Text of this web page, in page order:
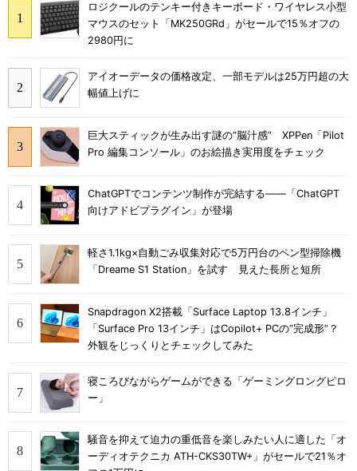
ロジクールのテンキー付きキーボード・ワイヤレス小型
マウスのセット「MK250GRd」がセールで15％オフの
2980円に
アイオーデータの価格改定、一部モデルは25万円超の大
幅値上げに
巨大スティックが生み出す謎の“脳汁感” XPPen「Pilot
Pro 編集コンソール」のお絵描き実用度をチェック
ChatGPTでコンテンツ制作が完結する――「ChatGPT
向けアドビプラグイン」が登場
軽さ1.1kg×自動ごみ収集対応で5万円台のペン型掃除機
「Dreame S1 Station」を試す 見えた長所と短所
Snapdragon X2搭載「Surface Laptop 13.8インチ」
「Surface Pro 13インチ」はCopilot+ PCの“完成形”？
外観をじっくりとチェックしてみた
寝ころびながらゲームができる「ゲーミングロングピロ
ー」
騒音を抑えて迫力の重低音を楽しみたい人に適した「オ
ーディオテクニカ ATH-CKS30TW+」がセールで21％オ